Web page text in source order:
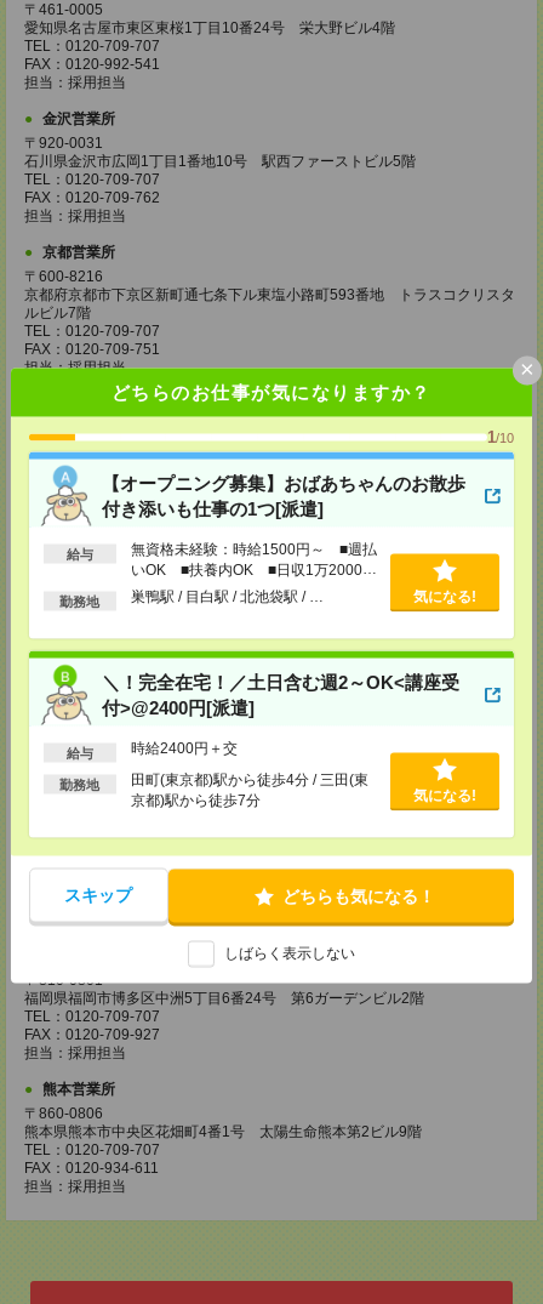
どちらのお仕事が気になりますか？
1/10
【オープニング募集】おばあちゃんのお散歩
付き添いも仕事の1つ[派遣]
給与
無資格未経験：時給1500円～ ■週払
いOK ■扶養内OK ■日収1万2000円
以上
勤務地 巣鴨駅 / 目白駅 / 北池袋駅 / … 気になる!
＼！完全在宅！／土日含む週2～OK<講座受
付>@2400円[派遣]
給与 時給2400円＋交
勤務地
田町(東京都)駅から徒歩4分 / 三田(東
京都)駅から徒歩7分
気になる!
スキップ どちらも気になる！
しばらく表示しない
×
〒461-0005
愛知県名古屋市東区東桜1丁目10番24号 栄大野ビル4階
TEL：0120-709-707
FAX：0120-992-541
担当：採用担当
金沢営業所
〒920-0031
石川県金沢市広岡1丁目1番地10号 駅西ファーストビル5階
TEL：0120-709-707
FAX：0120-709-762
担当：採用担当
京都営業所
〒600-8216
京都府京都市下京区新町通七条下ル東塩小路町593番地 トラスコクリスタ
ルビル7階
TEL：0120-709-707
FAX：0120-709-751
担当：採用担当
大阪営業所
大阪府大阪市北区角田町8番1号 大阪梅田ツインタワーズ・ノース34階
TEL：0120-995-985
FAX：0120-992-568
担当：採用担当
〒650-0044
兵庫県神戸市中央区東川崎町1丁目3番3号 神戸ハーバーランドセンタービ
ル18階
FAX：0120-709-785
担当：採用担当
広島営業所
〒730-0031
TEL：0120-709-707
担当：採用担当
愛媛県松山市三番町7丁目1番地21号 ジブラルタ生命松山ビル8階
TEL：0120-709-707
FAX：0120-709-890
担当：採用担当
〒810-0801
福岡県福岡市博多区中洲5丁目6番24号 第6ガーデンビル2階
TEL：0120-709-707
FAX：0120-709-927
担当：採用担当
熊本営業所
〒860-0806
熊本県熊本市中央区花畑町4番1号 太陽生命熊本第2ビル9階
TEL：0120-709-707
FAX：0120-934-611
担当：採用担当